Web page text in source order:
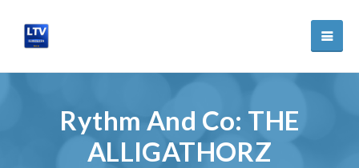
Rythm And Co: THE
ALLIGATHORZ